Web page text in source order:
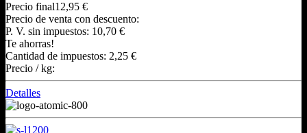
Precio final12,95 €
Precio de venta con descuento:
P. V. sin impuestos: 10,70 €
Te ahorras!
Cantidad de impuestos: 2,25 €
Precio / kg:
Detalles